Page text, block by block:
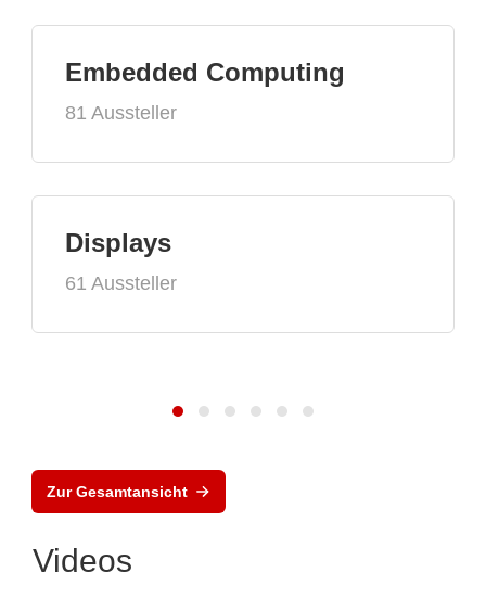
Embedded Computing
81 Aussteller
Displays
61 Aussteller
Zur Gesamtansicht
Videos